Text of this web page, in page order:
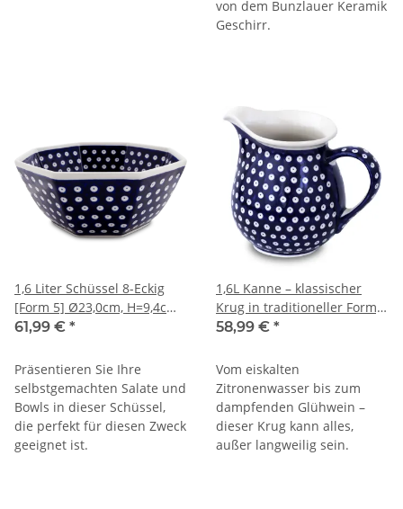
von dem Bunzlauer Keramik
Geschirr.
1,6 Liter Schüssel 8-Eckig
[Form 5] Ø23,0cm, H=9,4cm,
Dekor 42
61,99 € *
Präsentieren Sie Ihre
selbstgemachten Salate und
Bowls in dieser Schüssel,
die perfekt für diesen Zweck
geeignet ist.
1,6L Kanne – klassischer
Krug in traditioneller Form,
Dekor 42
58,99 € *
Vom eiskalten
Zitronenwasser bis zum
dampfenden Glühwein –
dieser Krug kann alles,
außer langweilig sein.